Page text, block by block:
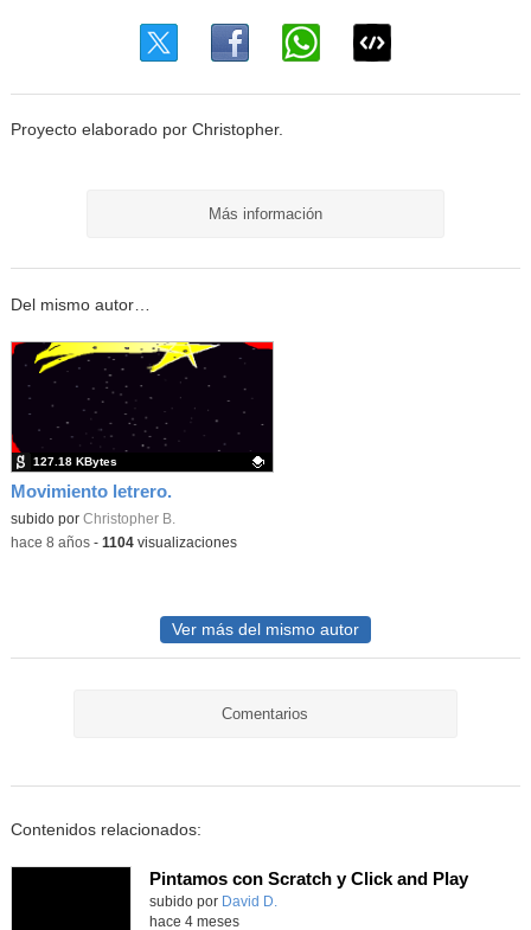
Proyecto elaborado por Christopher.
Más información
Del mismo autor…
Movimiento letrero.
Contenido educativo.
subido por Christopher B.
127.18 KBytes
-hace 8 años- 1104visualizaciones
Ver más del mismo autor
Comentarios
Contenidos relacionados:
Pintamos con Scratch y Click and Play
Contenido educativo.
subido por David D.
hace 4 meses